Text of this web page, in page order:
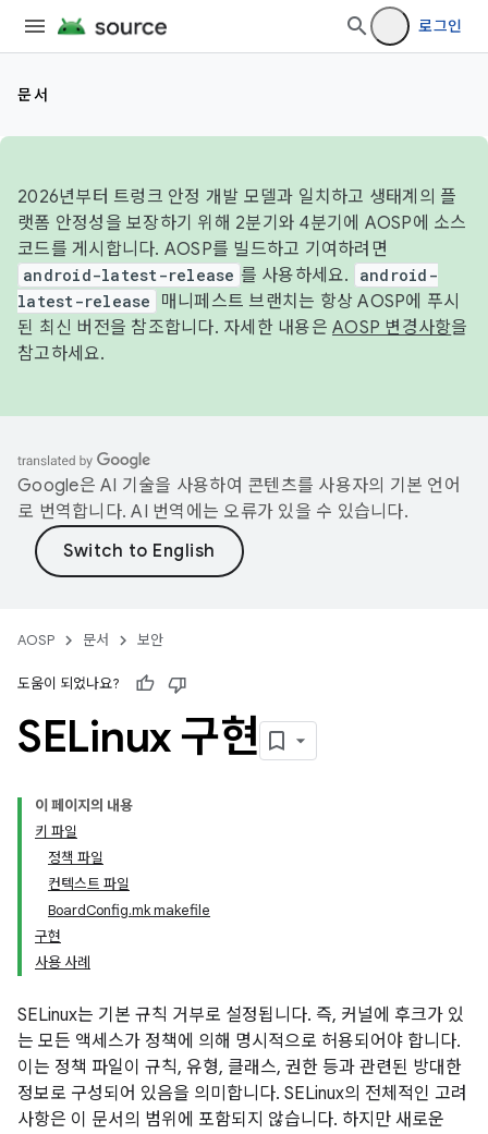
로그인
문서
2026년부터 트렁크 안정 개발 모델과 일치하고 생태계의 플
랫폼 안정성을 보장하기 위해 2분기와 4분기에 AOSP에 소스
코드를 게시합니다. AOSP를 빌드하고 기여하려면
android-latest-release 를 사용하세요.
android-
latest-release
매니페스트 브랜치는 항상 AOSP에 푸시
된 최신 버전을 참조합니다. 자세한 내용은 AOSP 변경사항을
참고하세요.
Google은 AI 기술을 사용하여 콘텐츠를 사용자의 기본 언어
로 번역합니다. AI 번역에는 오류가 있을 수 있습니다.
AOSP 문서 보안
도움이 되었나요?
SELinux 구현
이 페이지의 내용
키 파일
정책 파일
컨텍스트 파일
BoardConfig.mk makefile
구현
사용 사례
SELinux는 기본 규칙 거부로 설정됩니다. 즉, 커널에 후크가 있
는 모든 액세스가 정책에 의해 명시적으로 허용되어야 합니다.
이는 정책 파일이 규칙, 유형, 클래스, 권한 등과 관련된 방대한
정보로 구성되어 있음을 의미합니다. SELinux의 전체적인 고려
사항은 이 문서의 범위에 포함되지 않습니다. 하지만 새로운